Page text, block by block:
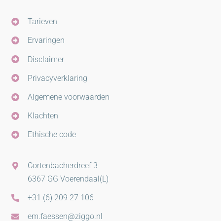
Tarieven
Ervaringen
Disclaimer
Privacyverklaring
Algemene voorwaarden
Klachten
Ethische code
Cortenbacherdreef 3
6367 GG Voerendaal(L)
+31 (6) 209 27 106
em.faessen@ziggo.nl